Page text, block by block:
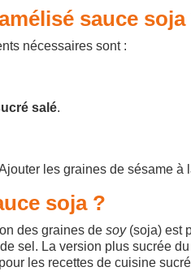
sauce soja
nécessaires sont :
salé.
les graines de sésame à
soja ?
des graines de soy(soja) est
sel. La version plus sucrée
les recettes de cuisine